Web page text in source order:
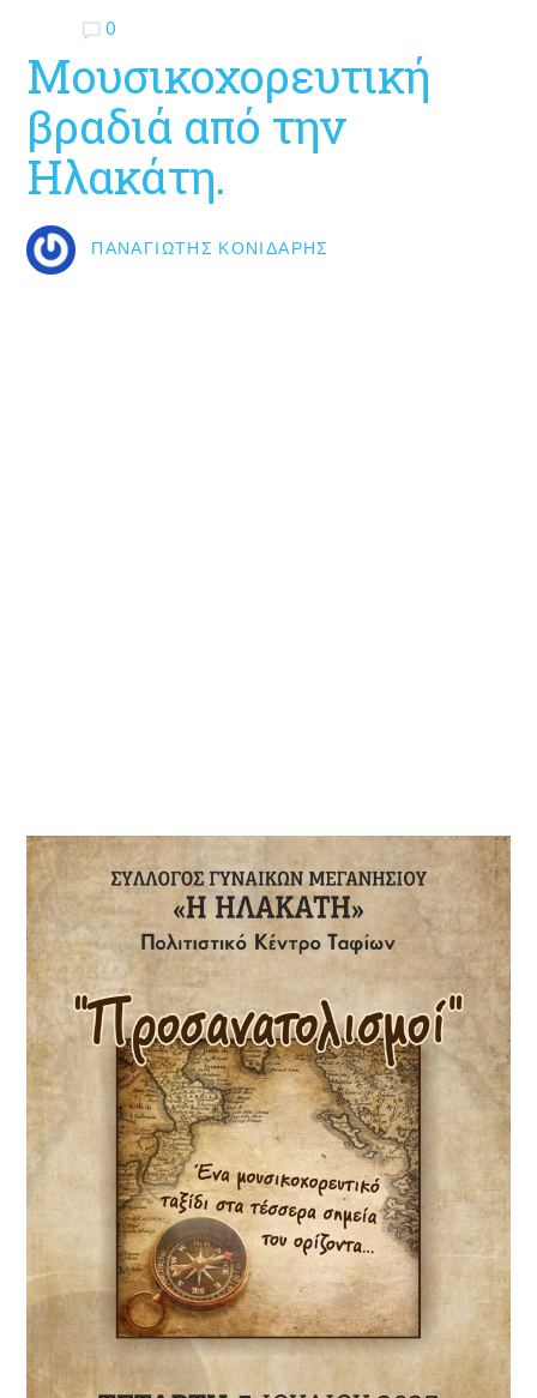
0
Μουσικοχορευτική
βραδιά από την
Ηλακάτη.
ΠΑΝΑΓΙΏΤΗΣ ΚΟΝΙΔΆΡΗΣ